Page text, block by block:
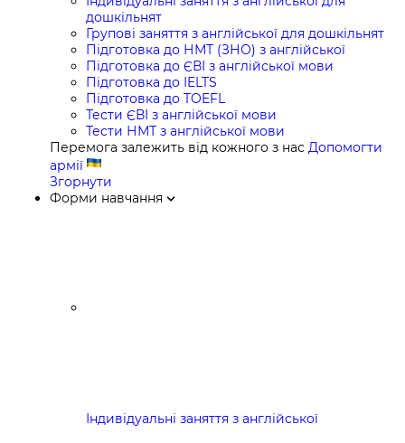
дошкільнят
Групові заняття з англійської для дошкільнят
Підготовка до НМТ (ЗНО) з англійської
Підготовка до ЄВІ з англійської мови
Підготовка до IELTS
Підготовка до TOEFL
Тести ЄВІ з англійської мови
Тести НМТ з англійської мови
Перемога залежить від кожного з нас Допомогти
армії
Згорнути
Форми навчання
Індивідуальні заняття з англійської